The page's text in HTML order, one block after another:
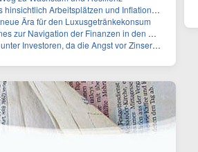
Arbeitsplätzen und Inflationserwartungen
Ära für den Luxusgetränkekonsum
der Finanzen in den Zwanzigern
da die Angst vor Zinserhöhungen nachlässt